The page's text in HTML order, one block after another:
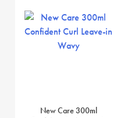
New Care 300ml